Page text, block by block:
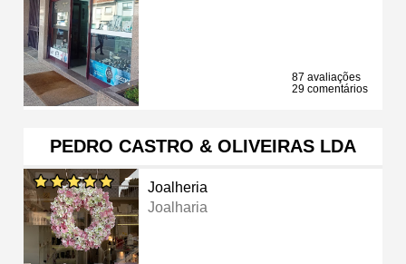
87 avaliações
29 comentários
PEDRO CASTRO & OLIVEIRAS LDA
Joalheria
Joalharia